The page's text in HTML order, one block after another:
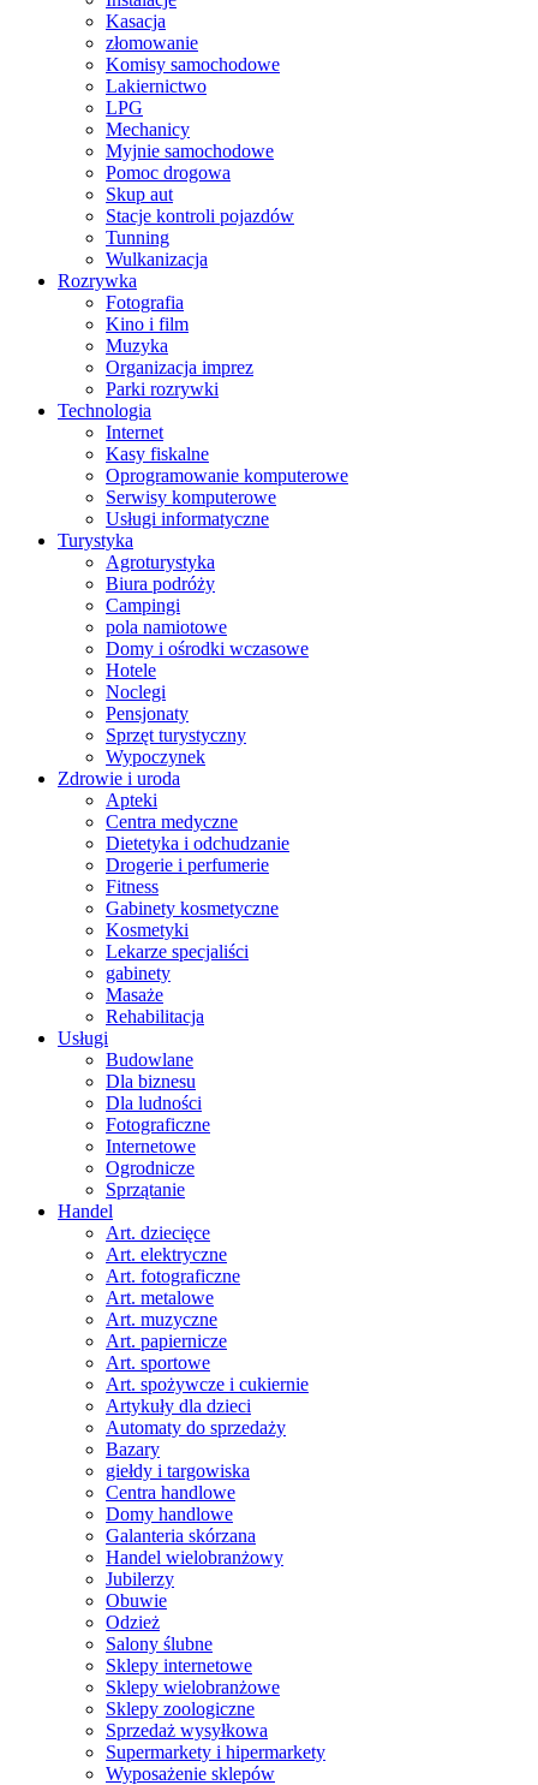
Kasacja
złomowanie
Komisy samochodowe
Lakiernictwo
LPG
Mechanicy
Myjnie samochodowe
Pomoc drogowa
Skup aut
Stacje kontroli pojazdów
Tunning
Wulkanizacja
Rozrywka
Fotografia
Kino i film
Muzyka
Organizacja imprez
Parki rozrywki
Technologia
Internet
Kasy fiskalne
Oprogramowanie komputerowe
Serwisy komputerowe
Usługi informatyczne
Turystyka
Agroturystyka
Biura podróży
Campingi
pola namiotowe
Domy i ośrodki wczasowe
Hotele
Noclegi
Pensjonaty
Sprzęt turystyczny
Wypoczynek
Zdrowie i uroda
Apteki
Centra medyczne
Dietetyka i odchudzanie
Drogerie i perfumerie
Fitness
Gabinety kosmetyczne
Kosmetyki
Lekarze specjaliści
gabinety
Masaże
Rehabilitacja
Usługi
Budowlane
Dla biznesu
Dla ludności
Fotograficzne
Internetowe
Ogrodnicze
Sprzątanie
Handel
Art. dziecięce
Art. elektryczne
Art. fotograficzne
Art. metalowe
Art. muzyczne
Art. papiernicze
Art. sportowe
Art. spożywcze i cukiernie
Artykuły dla dzieci
Automaty do sprzedaży
Bazary
giełdy i targowiska
Centra handlowe
Domy handlowe
Galanteria skórzana
Handel wielobranżowy
Jubilerzy
Obuwie
Odzież
Salony ślubne
Sklepy internetowe
Sklepy wielobranżowe
Sklepy zoologiczne
Sprzedaż wysyłkowa
Supermarkety i hipermarkety
Wyposażenie sklepów